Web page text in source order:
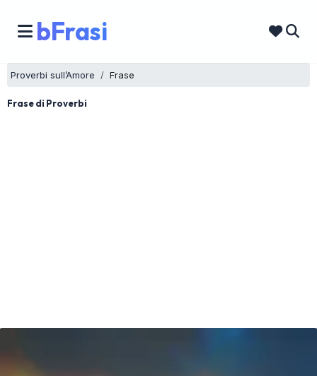
bFrasi
Proverbi sull’Amore Frase
Frase di Proverbi